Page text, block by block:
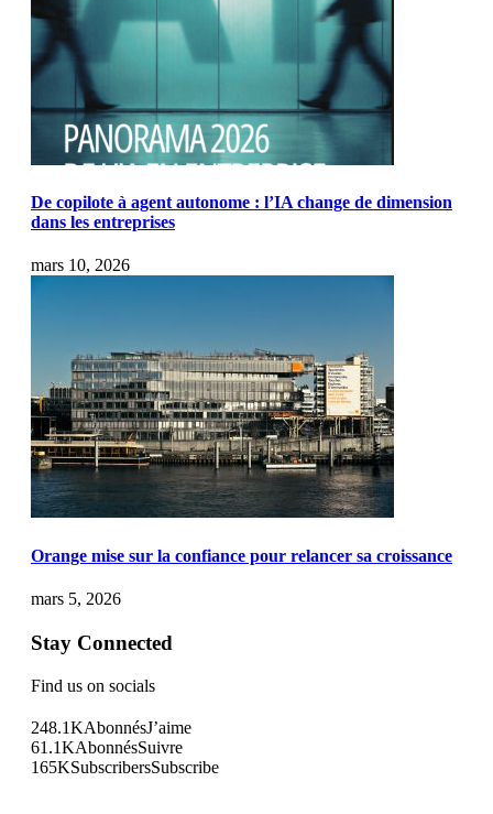
De copilote à agent autonome : l’IA change de dimension
dans les entreprises
mars 10, 2026
Orange mise sur la confiance pour relancer sa croissance
mars 5, 2026
Stay Connected
Find us on socials
248.1KAbonnésJ’aime
61.1KAbonnésSuivre
165KSubscribersSubscribe